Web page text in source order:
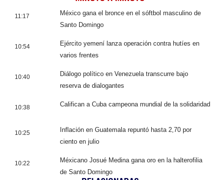
11:17
México gana el bronce en el sóftbol masculino de
Santo Domingo
10:54
Ejército yemení lanza operación contra hutíes en
varios frentes
10:40
Diálogo político en Venezuela transcurre bajo
reserva de dialogantes
10:38 Califican a Cuba campeona mundial de la solidaridad
10:25
Inflación en Guatemala repuntó hasta 2,70 por
ciento en julio
10:22
Méxicano Josué Medina gana oro en la halterofilia
de Santo Domingo